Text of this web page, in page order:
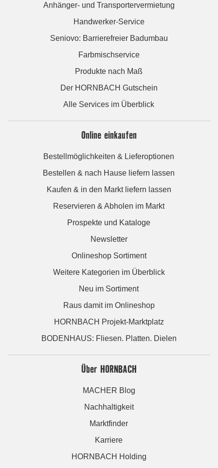
Anhänger- und Transportervermietung
Handwerker-Service
Seniovo: Barrierefreier Badumbau
Farbmischservice
Produkte nach Maß
Der HORNBACH Gutschein
Alle Services im Überblick
Online einkaufen
Bestellmöglichkeiten & Lieferoptionen
Bestellen & nach Hause liefern lassen
Kaufen & in den Markt liefern lassen
Reservieren & Abholen im Markt
Prospekte und Kataloge
Newsletter
Onlineshop Sortiment
Weitere Kategorien im Überblick
Neu im Sortiment
Raus damit im Onlineshop
HORNBACH Projekt-Marktplatz
BODENHAUS: Fliesen. Platten. Dielen
Über HORNBACH
MACHER Blog
Nachhaltigkeit
Marktfinder
Karriere
HORNBACH Holding